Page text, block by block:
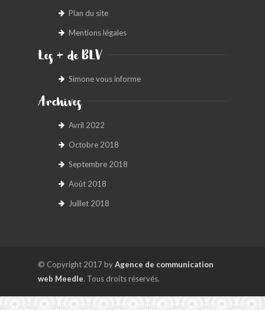
Plan du site
Mentions légales
Les + de BLV
Simone vous informe
Archives
Avril 2022
Octobre 2018
Septembre 2018
Août 2018
Juillet 2018
© Copyright 2017 byAgence de communication
web Meedle. Tous droits réservés.